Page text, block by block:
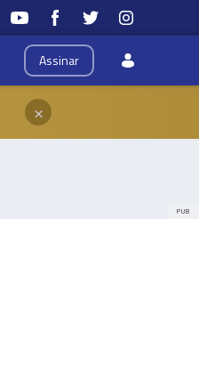
Assinar
×
PUB